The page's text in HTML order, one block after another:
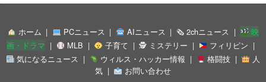
ホーム PCニュース AIニュース 🗞 2chニュース
映
画・ドラマ
MLB 子育て 🕵 ミステリー
フィリピン
気になるニュース
ウィルス・ハッカー情報 格闘技
人
気
お問い合わせ